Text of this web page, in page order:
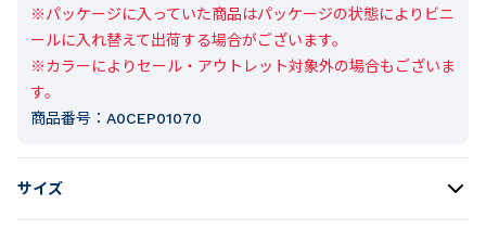
※パッケージに入っていた商品はパッケージの状態によりビニ
ールに入れ替えて出荷する場合がございます。
※カラーによりセール・アウトレット対象外の場合もございま
す。
商品番号： A0CEP01070
サイズ